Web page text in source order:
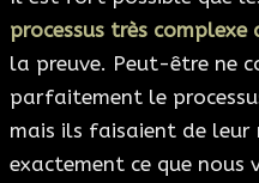
processus très
la preuve. Peut-être ne
parfaitement le
mais ils faisaient de leur
exactement ce que nous